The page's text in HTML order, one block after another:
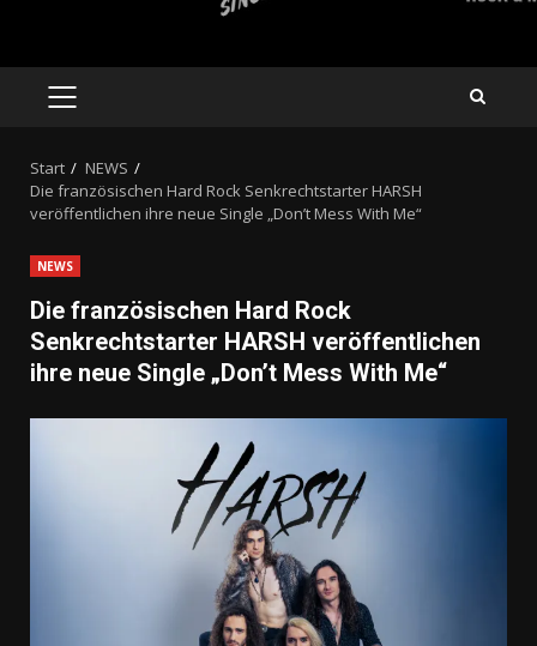
PRIMÄRES
Start
NEWS
Die französischen Hard Rock Senkrechtstarter HARSH
veröffentlichen ihre neue Single „Don’t Mess With Me“
NEWS
Die französischen Hard Rock
Senkrechtstarter HARSH veröffentlichen
ihre neue Single „Don’t Mess With Me“